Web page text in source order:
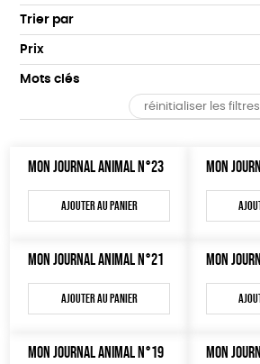
MARCHE POUR LA FERMETURE DES
OUTILS MILITANTS
TRACTS
CARTES
BROCHURES
MON JOURNAL ANIMAL
POSTERS ÉDUCATIFS
Trier par
Par défaut
Popularité
Prix : du - cher au + cher
Prix
Tous
50 € - 100 €
150 € - 200 €
Mots clés
OEKO-Tex, PETA approuved vegan
réinitialiser les filtres
MON JOURNAL ANIMAL N°23
Ajouter au panier
MON
MON JOURNAL ANIMAL N°21
Ajouter au panier
MON
MON JOURNAL ANIMAL N°19 MON